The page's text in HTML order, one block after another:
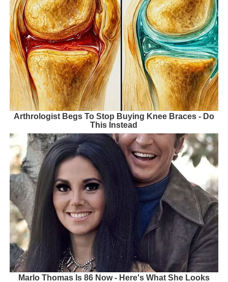
Arthrologist Begs To Stop Buying Knee Braces - Do
This Instead
Marlo Thomas Is 86 Now - Here's What She Looks